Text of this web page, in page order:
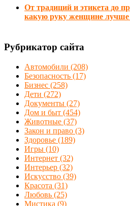
От традиций и этикета до
какую руку женщине лучше
Рубрикатор сайта
Автомобили (208)
Безопасность (17)
Бизнес (258)
Дети (272)
Документы (27)
Дом и быт (454)
Животные (37)
Закон и право (3)
Здоровье (189)
Игры (10)
Интернет (32)
Интерьер (32)
Искусство (39)
Красота (31)
Любовь (25)
Мистика (9)